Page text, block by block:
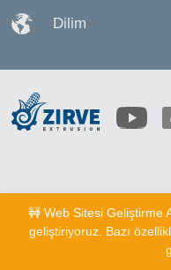
🚧 Web Sitesi Geliştirme
geliştiriyoruz. Bazı
Dilim